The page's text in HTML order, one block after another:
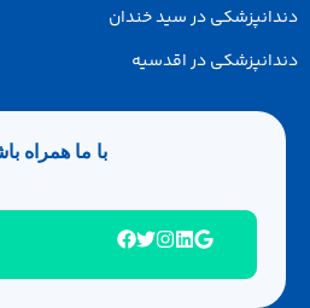
در سید خندان
در اقدسیه
با ما همراه باشید!